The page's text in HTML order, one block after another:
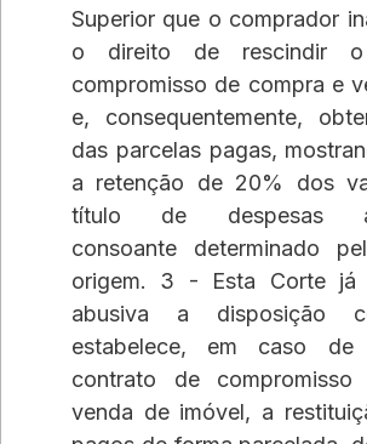
Superior que o comprador
o direito de rescindir
compromisso de compra e
e, consequentemente,
das parcelas pagas,
a retenção de 20% dos
título de despesas
consoante determinado
origem. 3 - Esta Corte já
abusiva a disposição
estabelece, em caso de
contrato de
venda de imóvel, a